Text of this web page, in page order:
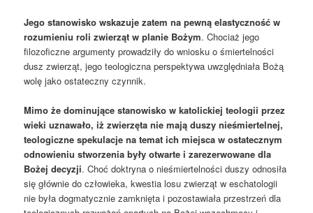
Jego stanowisko wskazujezatem na pewną elastyczność w
rozumieniu roli zwierząt w planie Bożym. Chociaż jego
filozoficzne argumenty prowadziły do wniosku o śmiertelności
dusz zwierząt, jego teologiczna perspektywa uwzględniała Bożą
wolę jako ostateczny czynnik.
Mimo że dominujące stanowisko w katolickiej teologii przez
wieki uznawało, iż zwierzęta nie mają duszy nieśmiertelnej,
teologiczne spekulacje na temat ich miejsca w ostatecznym
odnowieniu stworzenia były otwarte i zarezerwowane dla
Bożej decyzji. Choć doktryna o nieśmiertelności duszy odnosiła
się głównie do człowieka, kwestia losu zwierząt w eschatologii
nie była dogmatycznie zamknięta i pozostawiała przestrzeń dla